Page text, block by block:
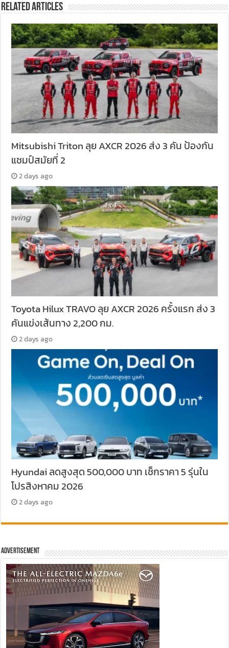
Related Articles
Mitsubishi Triton ลุย AXCR 2026 ส่ง 3 คัน ป้องกัน
แชมป์สมัยที่ 2
2 days ago
Toyota Hilux TRAVO ลุย AXCR 2026 ครั้งแรก ส่ง 3
คันแข่งเส้นทาง 2,200 กม.
2 days ago
Hyundai ลดสูงสุด 500,000 บาท เช็กราคา 5 รุ่นใน
โปรสิงหาคม 2026
2 days ago
Advertisement